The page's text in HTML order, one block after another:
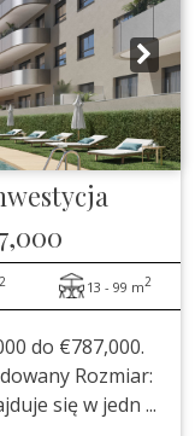
2 13 - 99 m2
do €787,000.
Rozmiar:
się w jedn ...